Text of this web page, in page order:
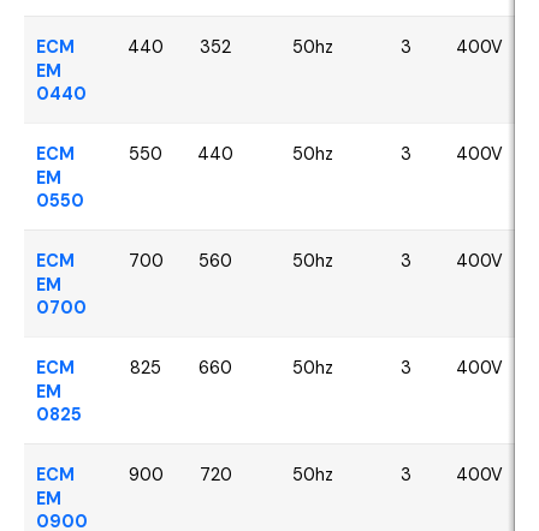
ECM
EM
0440
440 352 50hz 3 400V
ECM
EM
0550
550 440 50hz 3 400V
ECM
EM
0700
700 560 50hz 3 400V
ECM
EM
0825
825 660 50hz 3 400V
ECM
EM
0900
900 720 50hz 3 400V